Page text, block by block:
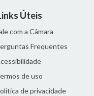
Úteis
com a Câmara
Frequentes
de uso
de privacidade